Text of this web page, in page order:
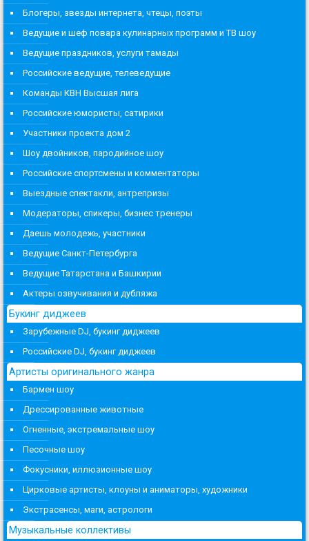
Блогеры, звезды интернета, чтецы, поэты
Ведущие и шеф повара кулинарных программ и ТВ шоу
Ведущие праздников, услуги тамады
Российские ведущие, телеведущие
Команды КВН Высшая лига
Российские юмористы, сатирики
Участники проекта дом 2
Шоу двойников, пародийное шоу
Российские спортсмены и комментаторы
Выездные спектакли, антрепризы
Модераторы, спикеры, бизнес тренеры
Даешь молодежь, участники
Ведущие Санкт-Петербурга
Ведущие Татарстана и Башкирии
Актеры озвучивания и дубляжа
Букинг диджеев
Зарубежные DJ, букинг диджеев
Российские DJ, букинг диджеев
Артисты оригинального жанра
Бармен шоу
Дрессированные животные
Огненные, экстремальные шоу
Песочные шоу
Фокусники, иллюзионные шоу
Цирковые артисты, клоуны и аниматоры, художники
Экстрасенсы, маги, астрологи
Музыкальные коллективы